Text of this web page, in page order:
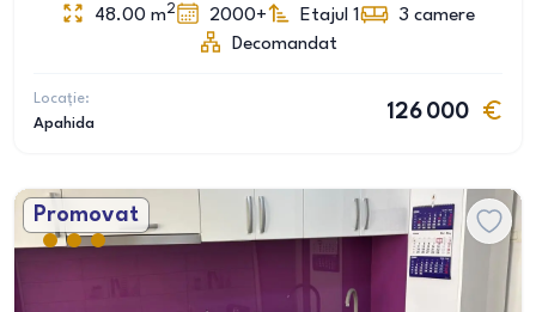
48.00 m2 2000+ Etajul 1 3 camere
Decomandat
Locație:
Apahida
126 000
Promovat